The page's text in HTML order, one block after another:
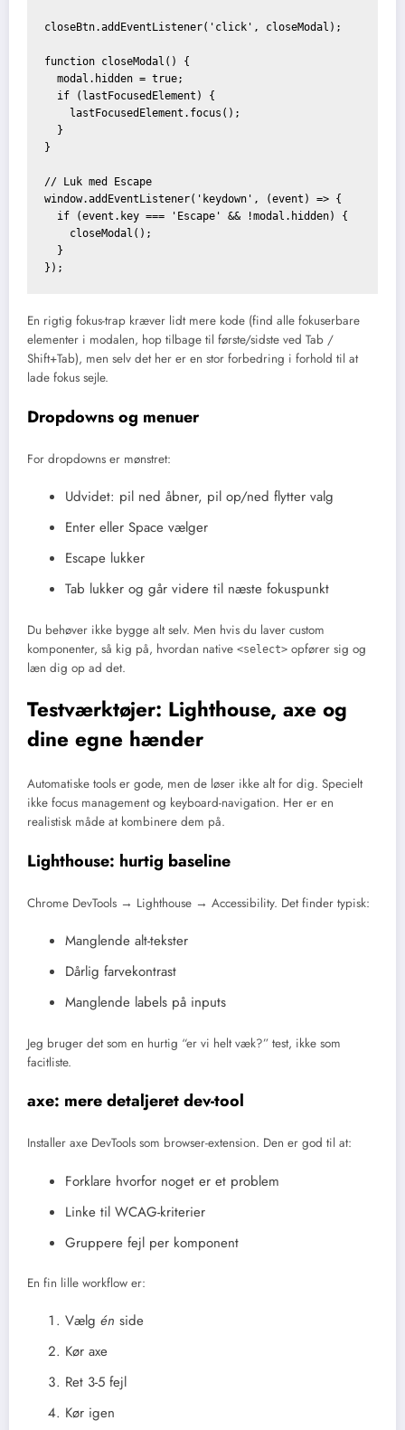
closeBtn.addEventListener('click', closeModal);
function closeModal() {
  modal.hidden = true;
  if (lastFocusedElement) {
    lastFocusedElement.focus();
  }
}
// Luk med Escape
window.addEventListener('keydown', (event) => {
  if (event.key === 'Escape' && !modal.hidden) {
    closeModal();
  }
En rigtig fokus-trap kræver lidt mere kode (find alle fokuserbare
elementer i modalen, hop tilbage til første/sidste ved Tab /
Shift+Tab), men selv det her er en stor forbedring i forhold til at
lade fokus sejle.
Dropdowns og menuer
For dropdowns er mønstret:
Udvidet: pil ned åbner, pil op/ned flytter valg
Enter eller Space vælger
Escape lukker
Tab lukker og går videre til næste fokuspunkt
Du behøver ikke bygge alt selv. Men hvis du laver custom
komponenter, så kig på, hvordan native <select> opfører sig og
læn dig op ad det.
Testværktøjer: Lighthouse, axe og
dine egne hænder
Automatiske tools er gode, men de løser ikke alt for dig. Specielt
ikke focus management og keyboard-navigation. Her er en
realistisk måde at kombinere dem på.
Lighthouse: hurtig baseline
Chrome DevTools → Lighthouse → Accessibility. Det finder typisk:
Manglende alt-tekster
Dårlig farvekontrast
Manglende labels på inputs
Jeg bruger det som en hurtig “er vi helt væk?” test, ikke som
facitliste.
axe: mere detaljeret dev-tool
Installer axe DevTools som browser-extension. Den er god til at:
Forklare hvorfor noget er et problem
Linke til WCAG-kriterier
Gruppere fejl per komponent
En fin lille workflow er:
Vælg én side
Kør axe
Ret 3-5 fejl
Kør igen